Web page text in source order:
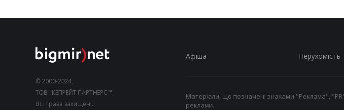
© 2000-2024,
ТОВ "КЕПРЕЙТ ПАРТНЕРС"".
Всі права захищені.
Афіша Нерухомість
Матеріали, що позначені знаками "Реклама",
реклами.